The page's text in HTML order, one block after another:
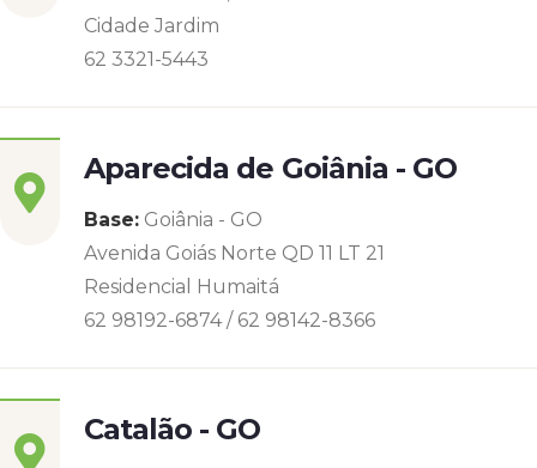
Cidade Jardim
62 3321-5443
Aparecida de Goiânia - GO
Base: Goiânia - GO
Avenida Goiás Norte QD 11 LT 21
Residencial Humaitá
62 98192-6874 / 62 98142-8366
Catalão - GO